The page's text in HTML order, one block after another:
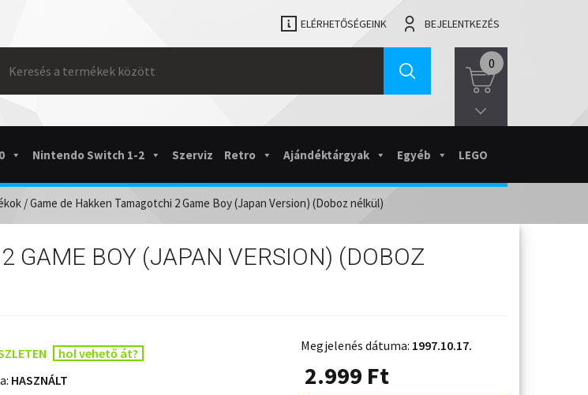
ELÉRHETŐSÉGEINK BEJELENTKEZÉS
for:
0
Nintendo Switch 1-2 Szerviz Retro Ajándéktárgyak Egyéb LEGO
/ Game de Hakken Tamagotchi 2 Game Boy (Japan Version) (Doboz nélkül)
GAME BOY (JAPAN VERSION) (DOBOZ
hol vehető át?
HASZNÁLT
Megjelenés dátuma: 1997.10.17.
2.999 Ft